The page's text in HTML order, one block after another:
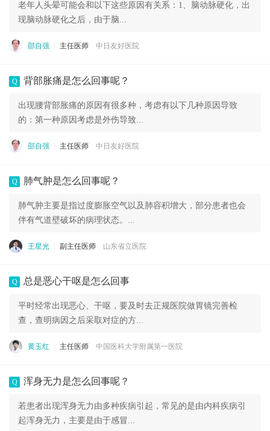
老年人头晕可能会和以下这些原因有关系：1、脑动脉硬化，出
现脑动脉硬化之后，由于脑...
邵自强 主任医师 中日友好医院
Q 背部胀痛是怎么回事呢？
出现腰背部胀痛的原因有很多种，考虑有以下几种原因导致
的：第一种原因考虑是外伤导致...
邵自强 主任医师 中日友好医院
Q 肺气肿是怎么回事呢？
肺气肿主要是指过度膨胀空气以及肺容积增大，部分患者也会
伴有气道壁破坏的病理状态。...
王星光 副主任医师 山东省立医院
Q 总是恶心干呕是怎么回事
平时经常出现恶心、干呕，要及时去正规医院做胃镜完善检
查，查明病因之后采取对症的方...
黄玉红 主任医师 中国医科大学附属第一医院
Q 浑身无力是怎么回事呢？
若患者出现浑身无力由多种疾病引起，常见的是由内科疾病引
起浑身无力，主要是由于感冒...